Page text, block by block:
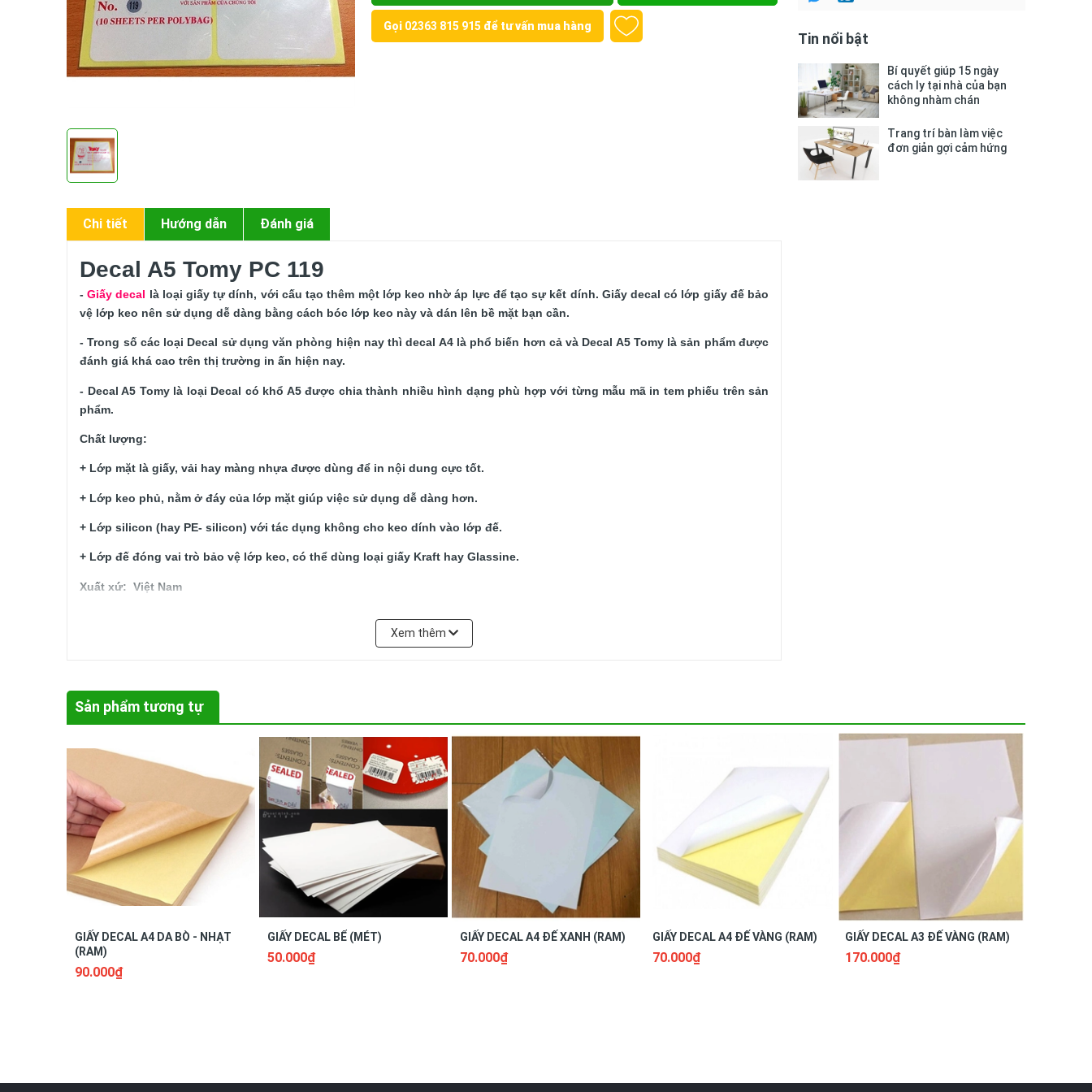
Gọi 02363 815 915 để tư vấn mua hàng
Chi tiết Hướng dẫn Đánh giá
Decal A5 Tomy PC 119
- Giấy decal là loại giấy tự dính, với cấu tạo thêm một lớp keo nhờ áp lực để tạo sự kết dính. Giấy decal có lớp giấy đế bảo
vệ lớp keo nên sử dụng dễ dàng bằng cách bóc lớp keo này và dán lên bề mặt bạn cần.
- Trong số các loại Decal sử dụng văn phòng hiện nay thì decal A4 là phổ biến hơn cả và Decal A5 Tomy là sản phẩm được
đánh giá khá cao trên thị trường in ấn hiện nay.
- Decal A5 Tomy là loại Decal có khổ A5 được chia thành nhiều hình dạng phù hợp với từng mẫu mã in tem phiếu trên sản
phẩm.
Chất lượng:
+ Lớp mặt là giấy, vải hay màng nhựa được dùng để in nội dung cực tốt.
+ Lớp keo phủ, nằm ở đáy của lớp mặt giúp việc sử dụng dễ dàng hơn.
+ Lớp silicon (hay PE- silicon) với tác dụng không cho keo dính vào lớp đế.
+ Lớp đế đóng vai trò bảo vệ lớp keo, có thể dùng loại giấy Kraft hay Glassine.
Xuất xứ:  Việt Nam
- Tránh xa nguồn nhiệt, dầu mỡ, chất lỏng.
- Tránh để giấy những nơi ẩm thấp hay nơi gần nguồn nước.
- Không nên để giấy ở nơi có nguồn nhiệt quá cao vì có thể gây biến dạng Decal.
+ Giấy Tomy 119: Kích thước 92x157mm,2 miếng nhỏ.
Xem thêm
Tin nổi bật
Bí quyết giúp 15 ngày
cách ly tại nhà của bạn
không nhàm chán
Trang trí bàn làm việc
đơn giản gợi cảm hứng
Sản phẩm tương tự
GIẤY DECAL A4 DA BÒ - NHẠT
(RAM)
90.000₫
GIẤY DECAL BỂ (MÉT)
50.000₫
GIẤY DECAL A4 ĐẾ XANH (RAM)
70.000₫
GIẤY DECAL A4 ĐẾ VÀNG (RAM)
70.000₫
GIẤY DECAL A3 ĐẾ VÀNG (RAM)
170.000₫